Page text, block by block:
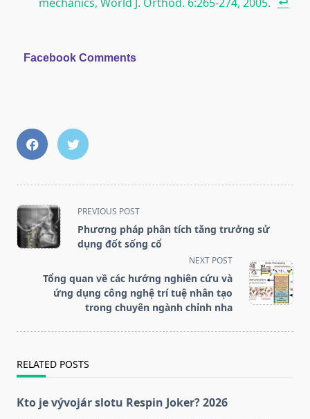
Facebook Comments
<span
class="nav-
subtitle
reader-
text">Page</span>
PREVIOUS POST
Phương pháp phân tích tăng trưởng sử
dụng đốt sống cổ
NEXT POST
Tổng quan về các hướng nghiên cứu và
ứng dụng công nghệ trí tuệ nhân tạo
trong chuyên ngành chỉnh nha
RELATED POSTS
Kto je vývojár slotu Respin Joker? 2026